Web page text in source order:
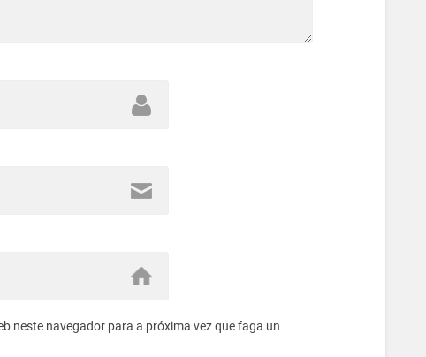
neste navegador para a próxima vez que faga un